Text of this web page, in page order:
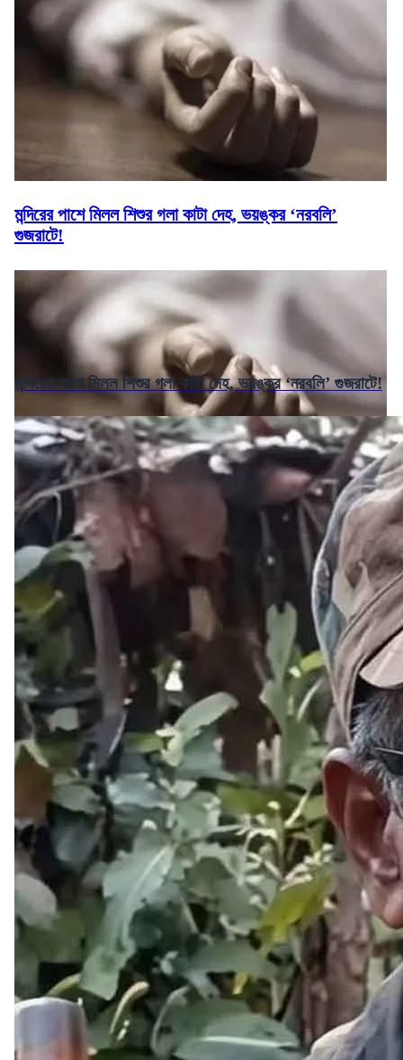
মন্দিরের পাশে মিলল শিশুর গলা কাটা দেহ, ভয়ঙ্কর ‘নরবলি’
গুজরাটে!
মন্দিরের পাশে মিলল শিশুর গলা কাটা দেহ, ভয়ঙ্কর ‘নরবলি’ গুজরাটে!